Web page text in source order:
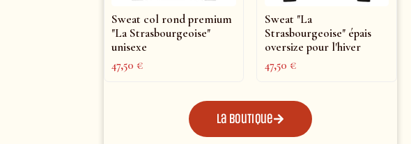
Sweat col rond premium
"La Strasbourgeoise"
unisexe
47,50€
Sweat "La
Strasbourgeoise" épais
oversize pour l'hiver
47,50€
La boutique